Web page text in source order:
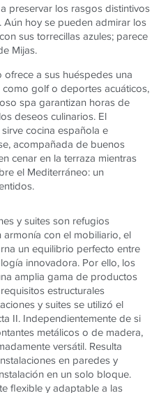
preservar los rasgos distintivos
hoy se pueden admirar los
sus torrecillas azules; parece
Mijas.
a sus huéspedes una
golf o deportes acuáticos,
spa garantizan horas de
deseos culinarios. El
cocina española e
acompañada de buenos
cenar en la terraza mientras
el Mediterráneo: un
y suites son refugios
con el mobiliario, el
un equilibrio perfecto entre
innovadora. Por ello, los
amplia gama de productos
estructurales
y suites se utilizó el
II. Independientemente de si
metálicos o de madera,
versátil. Resulta
en paredes y
en un solo bloque.
flexible y adaptable a las